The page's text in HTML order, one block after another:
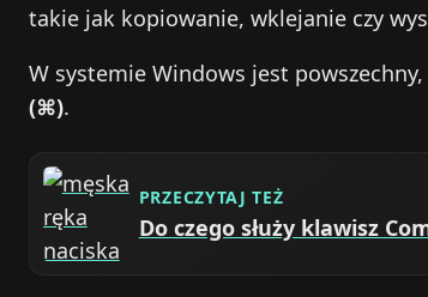
takie jak kopiowanie, wklejanie czy
W systemie Windows jest
(⌘).
PRZECZYTAJ TEŻ
Do czego służy klawisz